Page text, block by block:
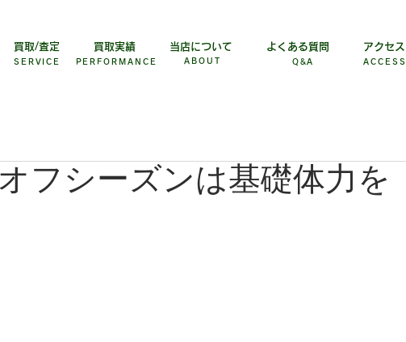
買取/査定 買取実績 当店について よくある質問 アクセス
SERVICE PERFORMANCE ABOUT Q&A ACCESS
オフシーズンは基礎体力を